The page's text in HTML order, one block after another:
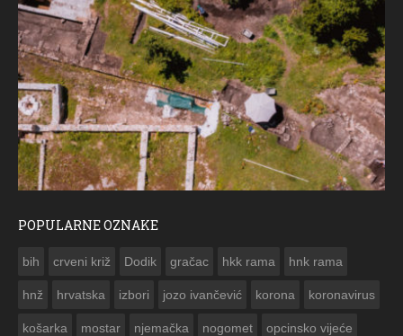
POPULARNE OZNAKE
bih crveni križ Dodik gračac hkk rama hnk rama
hnž hrvatska izbori jozo ivančević korona koronavirus
košarka mostar njemačka nogomet opcinsko vijeće